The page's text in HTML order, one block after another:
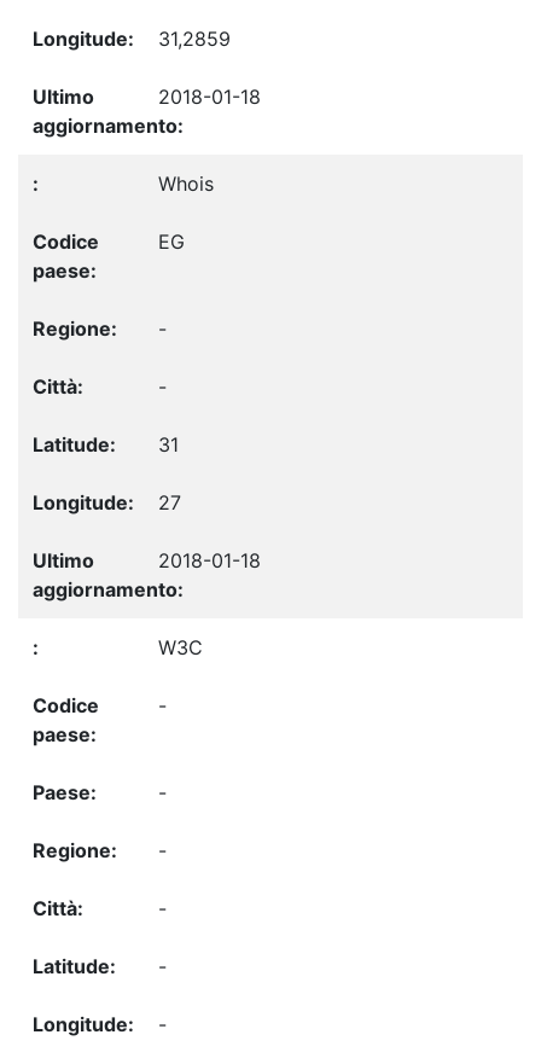
31,2859
2018-01-18
Whois
EG
-
-
31
27
2018-01-18
W3C
-
-
-
-
-
-